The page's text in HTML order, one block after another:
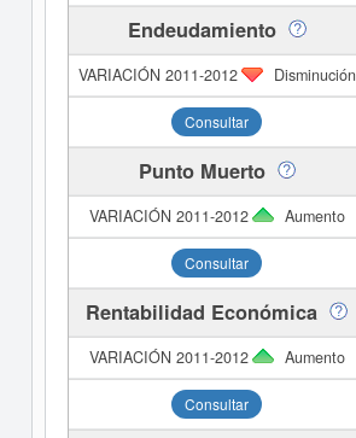
Endeudamiento
Disminución
Consultar
Punto Muerto
Aumento
Consultar
Rentabilidad Económica
Aumento
Consultar